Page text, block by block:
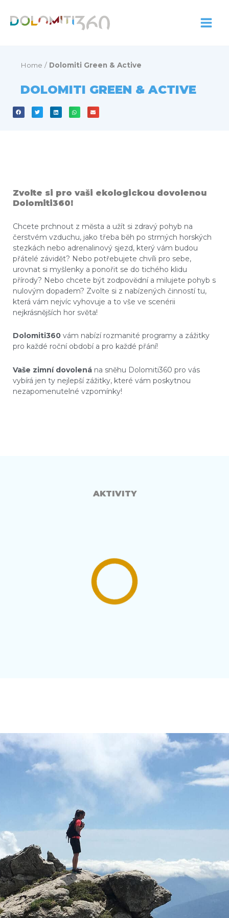
Home / Dolomiti Green & Active
DOLOMITI GREEN & ACTIVE
Zvolte si pro vaši ekologickou dovolenou
Dolomiti360!
Chcete prchnout z mĕsta a užít si zdravý pohyb na
čerstvém vzduchu, jako třeba bĕh po strmých horských
stezkách nebo adrenalinový sjezd, který vám budou
přátelé závidĕt? Nebo potřebujete chvíli pro sebe,
urovnat si myšlenky a ponořit se do tichého klidu
přírody? Nebo chcete být zodpovĕdní a milujete pohyb s
nulovým dopadem? Zvolte si z nabízených činností tu,
která vám nejvíc vyhovuje a to vše ve scenérii
nejkrásnĕjších hor svĕta!
Dolomiti360 vám nabízí rozmanité programy a zážitky
pro každé roční období a pro každé přání!
Vaše zimní dovolená na snĕhu Dolomiti360 pro vás
vybírá jen ty nejlepší zážitky, které vám poskytnou
nezapomenutelné vzpomínky!
AKTIVITY